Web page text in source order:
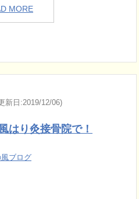
MORE
新日:2019/12/06)
はり灸接骨院で！
ブログ